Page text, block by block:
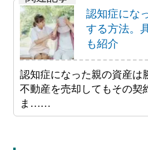
認知症にな
する方法。
も紹介
認知症になった親の資産は
不動産を売却してもその契
ま……